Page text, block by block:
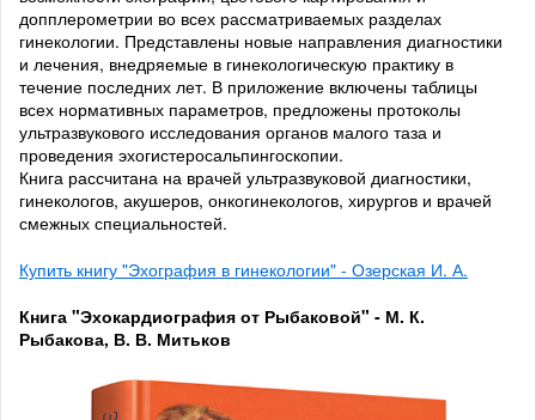
допплерометрии во всех рассматриваемых разделах
гинекологии. Представлены новые направления диагностики
и лечения, внедряемые в гинекологическую практику в
течение последних лет. В приложение включены таблицы
всех нормативных параметров, предложены протоколы
ультразвукового исследования органов малого таза и
проведения эхогистеросальпингоскопии.
Книга рассчитана на врачей ультразвуковой диагностики,
гинекологов, акушеров, онкогинекологов, хирургов и врачей
смежных специальностей.
Купить книгу "Эхография в гинекологии" - Озерская И. А.
Книга "Эхокардиография от Рыбаковой" - М. К.
Рыбакова, В. В. Митьков